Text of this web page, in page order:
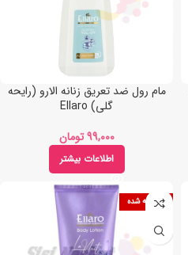
مام رول ضد تعریق زنانه الارو (رایحه
گلی) Ellaro
تومان
اطلاعات بیشتر
فروخته شده